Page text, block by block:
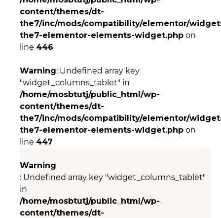
content/themes/dt-
the7/inc/mods/compatibility/elementor/
the7-elementor-elements-widget.php on
line 446
Warning: Undefined array key
"widget_columns_tablet" in
/home/mosbtutj/public_html/wp-
content/themes/dt-
the7/inc/mods/compatibility/elementor/
the7-elementor-elements-widget.php on
line 447
Warning
: Undefined array key "widget_columns_tablet"
in
/home/mosbtutj/public_html/wp-
content/themes/dt-